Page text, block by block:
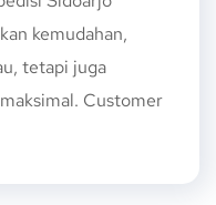
kemudahan,
tetapi juga
Customer